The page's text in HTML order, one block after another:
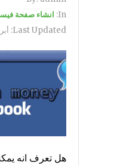
In: انشاء صفحة
Last Updated:
هل تعرف انه